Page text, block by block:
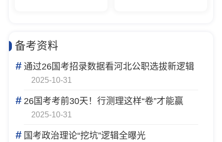
备考资料
#通过26国考招录数据看河北公职选拔新逻辑
2025-10-31
#26国考考前30天！行测理这样“卷”才能赢
2025-10-31
#国考政治理论“挖坑”逻辑全曝光